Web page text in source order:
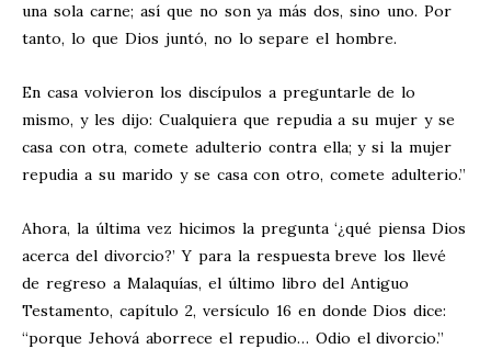
una sola carne; así que no son ya más dos, sino uno. Por
tanto, lo que Dios juntó, no lo separe el hombre.
En casa volvieron los discípulos a preguntarle de lo
mismo, y les dijo: Cualquiera que repudia a su mujer y se
casa con otra, comete adulterio contra ella; y si la mujer
repudia a su marido y se casa con otro, comete adulterio.”
Ahora, la última vez hicimos la pregunta ‘¿qué piensa Dios
acerca del divorcio?’ Y para la respuesta breve los llevé
de regreso a Malaquías, el último libro del Antiguo
Testamento, capítulo 2, versículo 16 en donde Dios dice:
“porque Jehová aborrece el repudio… Odio el divorcio.”